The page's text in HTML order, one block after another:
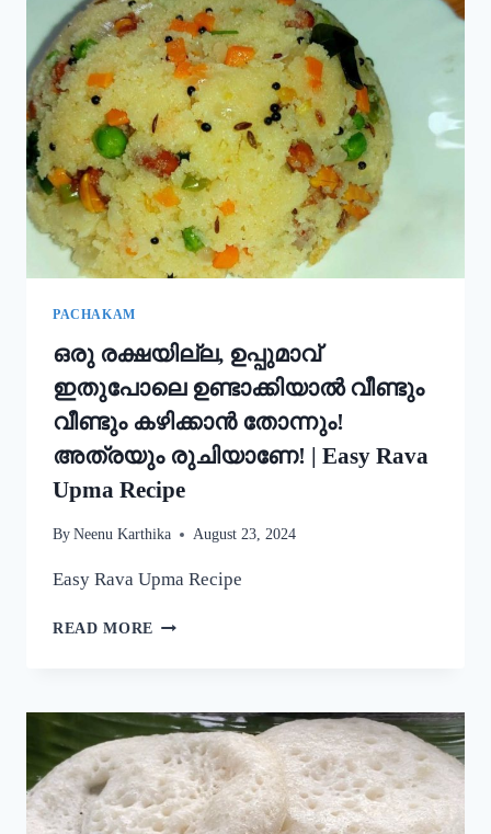
ഇതും
കൂടി
ചേർത്ത്
പൊടി
നനക്കു!
ചോറ്
കൊണ്ട്
നല്ല
സോഫ്റ്റ്
പുട്ട്
റെഡി!!
|
PACHAKAM
ഒരു രക്ഷയില്ല, ഉപ്പുമാവ്
ഇതുപോലെ ഉണ്ടാക്കിയാൽ വീണ്ടും
വീണ്ടും കഴിക്കാൻ തോന്നും!
അത്രയും രുചിയാണേ! | Easy Rava
Upma Recipe
By Neenu Karthika August 23, 2024
Easy Rava Upma Recipe
READ MORE ഒരു
ഉണ്ടാക്കിയാൽ
വീണ്ടും
വീണ്ടും
കഴിക്കാൻ
തോന്നും!
അത്രയും